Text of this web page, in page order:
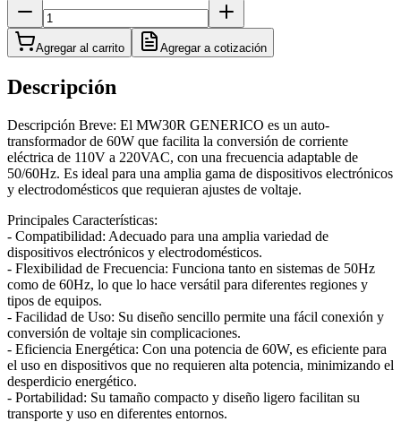
Agregar al carrito Agregar a cotización
Descripción
Descripción Breve: El MW30R GENERICO es un auto-
transformador de 60W que facilita la conversión de corriente
eléctrica de 110V a 220VAC, con una frecuencia adaptable de
50/60Hz. Es ideal para una amplia gama de dispositivos electrónicos
y electrodomésticos que requieran ajustes de voltaje.
Principales Características:
- Compatibilidad: Adecuado para una amplia variedad de
dispositivos electrónicos y electrodomésticos.
- Flexibilidad de Frecuencia: Funciona tanto en sistemas de 50Hz
como de 60Hz, lo que lo hace versátil para diferentes regiones y
tipos de equipos.
- Facilidad de Uso: Su diseño sencillo permite una fácil conexión y
conversión de voltaje sin complicaciones.
- Eficiencia Energética: Con una potencia de 60W, es eficiente para
el uso en dispositivos que no requieren alta potencia, minimizando el
desperdicio energético.
- Portabilidad: Su tamaño compacto y diseño ligero facilitan su
transporte y uso en diferentes entornos.